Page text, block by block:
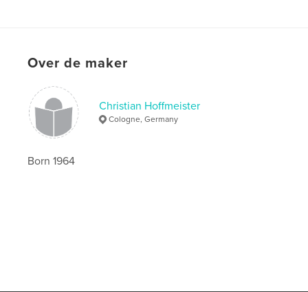
Over de maker
Christian Hoffmeister
Cologne, Germany
Born 1964